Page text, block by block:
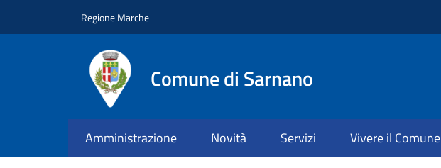
Regione Marche
Comune di Sarnano
Amministrazione Novità Servizi Vivere il Comune